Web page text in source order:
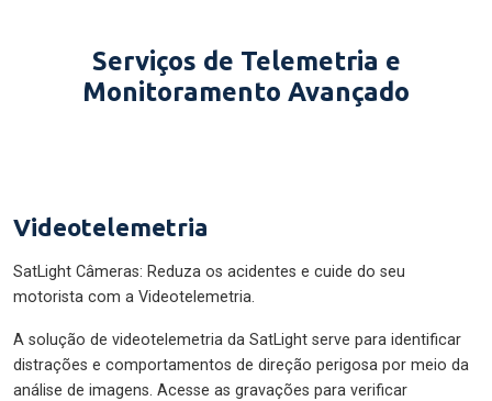
Serviços de Telemetria e
Monitoramento Avançado
Videotelemetria
SatLight Câmeras: Reduza os acidentes e cuide do seu
motorista com a Videotelemetria.
A solução de videotelemetria da SatLight serve para identificar
distrações e comportamentos de direção perigosa por meio da
análise de imagens. Acesse as gravações para verificar